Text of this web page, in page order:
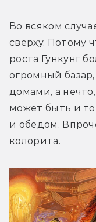
Во всяком
сверху. Потому
роста Гункунг
огромный
домами, а
может быть и
и обедом.
колорита.